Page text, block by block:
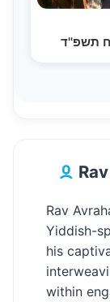
תשפ''ד
Rav
Yiddish-
his
within